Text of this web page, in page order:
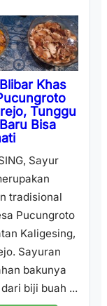
Khas
Tunggu
Bisa
Sayur
tradisional
Pucungroto
Kaligesing,
Sayuran
bakunya
biji buah ...